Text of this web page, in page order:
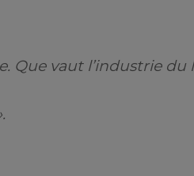
Que vaut l’industrie du